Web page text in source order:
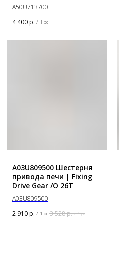
A50U713700
4 400р. / 1 pc
A03U809500 Шестерня
привода печи | Fixing
Drive Gear /O 26T
A03U809500
2 910р. / 1 pc 3 528р. / 1 pc